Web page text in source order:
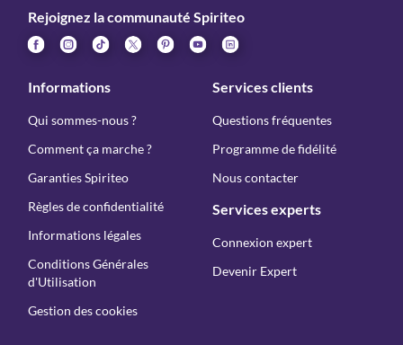
Rejoignez la communauté Spiriteo
Informations
Qui sommes-nous ?
Comment ça marche ?
Garanties Spiriteo
Règles de confidentialité
Informations légales
Conditions Générales
d'Utilisation
Gestion des cookies
Services clients
Questions fréquentes
Programme de fidélité
Nous contacter
Services experts
Connexion expert
Devenir Expert